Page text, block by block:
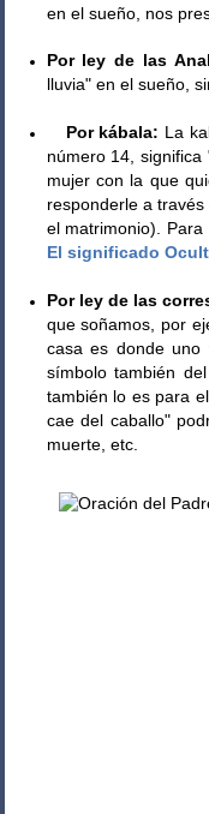
en el sueño, nos
Por ley de las
lluvia" en el sueño,
Por kábala: La
número 14, significa
mujer con la que
responderle a
el matrimonio).
El significado
Por ley de las
que soñamos, por
casa es donde
símbolo también
también lo es para
cae del caballo"
muerte, etc.